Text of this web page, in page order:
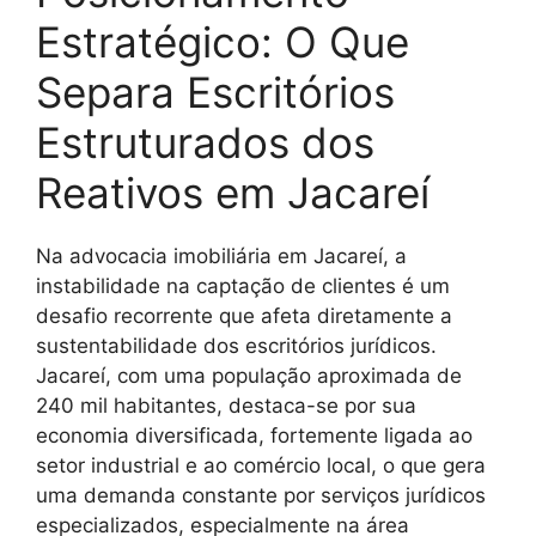
Estratégico: O Que
Separa Escritórios
Estruturados dos
Reativos em Jacareí
Na advocacia imobiliária em Jacareí, a
instabilidade na captação de clientes é um
desafio recorrente que afeta diretamente a
sustentabilidade dos escritórios jurídicos.
Jacareí, com uma população aproximada de
240 mil habitantes, destaca-se por sua
economia diversificada, fortemente ligada ao
setor industrial e ao comércio local, o que gera
uma demanda constante por serviços jurídicos
especializados, especialmente na área